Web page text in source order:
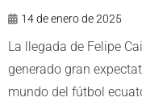
14 de enero de 2025
La llegada de Felipe
generado gran
mundo del fútbol